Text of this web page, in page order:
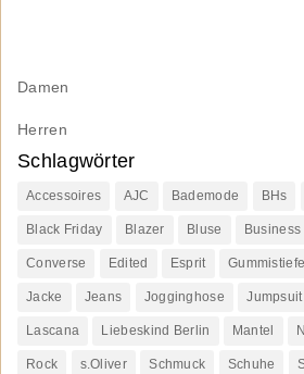
Damen
Herren
Schlagwörter
Accessoires AJC Bademode BHs
Black Friday Blazer Bluse Business
Converse Edited Esprit Gummistiefel
Jacke Jeans Jogginghose Jumpsuit
Lascana Liebeskind Berlin Mantel
Rock s.Oliver Schmuck Schuhe